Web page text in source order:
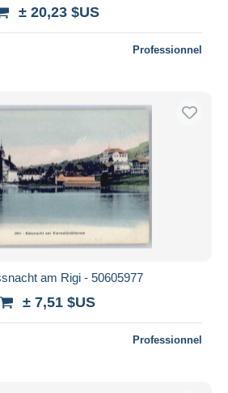
± 20,23 $US
Professionnel
am Rigi - 50605977
± 7,51 $US
Professionnel